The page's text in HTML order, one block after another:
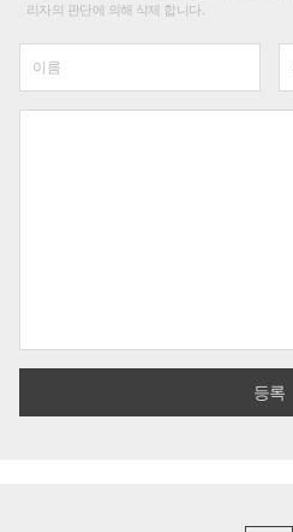
리자의 판단에 의해 삭제 합니다.